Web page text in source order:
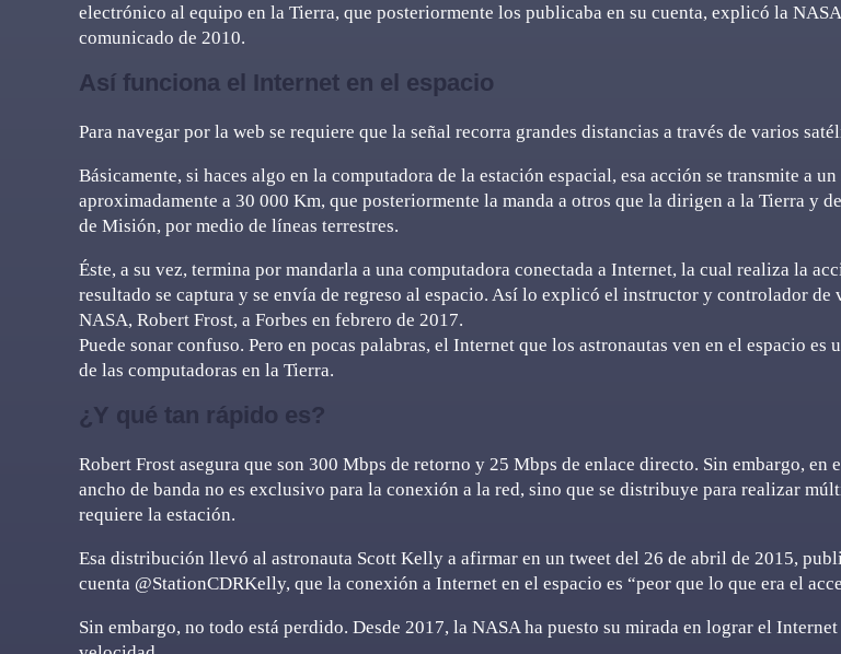
electrónico al equipo en la Tierra, que posteriormente los publicaba en su cuenta, explicó la
comunicado de 2010.
Así funciona el Internet en el espacio
Para navegar por la web se requiere que la señal recorra grandes distancias a través de varios
Básicamente, si haces algo en la computadora de la estación espacial, esa acción se transmite a
aproximadamente a 30 000 Km, que posteriormente la manda a otros que la dirigen a la Tierra y
de Misión, por medio de líneas terrestres.
Éste, a su vez, termina por mandarla a una computadora conectada a Internet, la cual realiza la
resultado se captura y se envía de regreso al espacio. Así lo explicó el instructor y controlador de
NASA, Robert Frost, a Forbes en febrero de 2017.
Puede sonar confuso. Pero en pocas palabras, el Internet que los astronautas ven en el espacio es
de las computadoras en la Tierra.
¿Y qué tan rápido es?
Robert Frost asegura que son 300 Mbps de retorno y 25 Mbps de enlace directo. Sin embargo, en
ancho de banda no es exclusivo para la conexión a la red, sino que se distribuye para realizar
requiere la estación.
Esa distribución llevó al astronauta Scott Kelly a afirmar en un tweet del 26 de abril de 2015,
cuenta @StationCDRKelly, que la conexión a Internet en el espacio es “peor que lo que era el
Sin embargo, no todo está perdido. Desde 2017, la NASA ha puesto su mirada en lograr el